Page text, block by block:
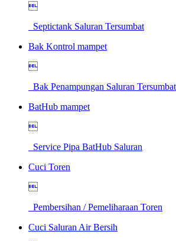

Septictank Saluran Tersumbat
Bak Kontrol mampet

Bak Penampungan Saluran
BatHub mampet

Service Pipa BatHub Saluran
Cuci Toren

Pembersihan / Pemeliharaan Toren
Cuci Saluran Air Bersih